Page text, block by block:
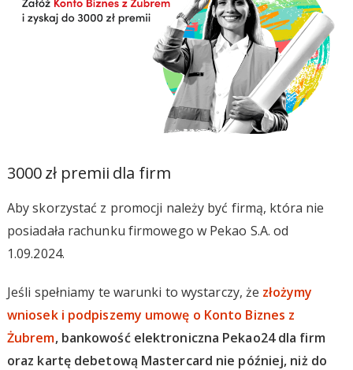
3000 zł premii dla firm
Aby skorzystać z promocji należy być firmą, która nie
posiadała rachunku firmowego w Pekao S.A. od
1.09.2024.
Jeśli spełniamy te warunki to wystarczy, że złożymy
wniosek i podpiszemy umowę o Konto Biznes z
Żubrem, bankowość elektroniczna Pekao24 dla firm
oraz kartę debetową Mastercard nie później, niż do